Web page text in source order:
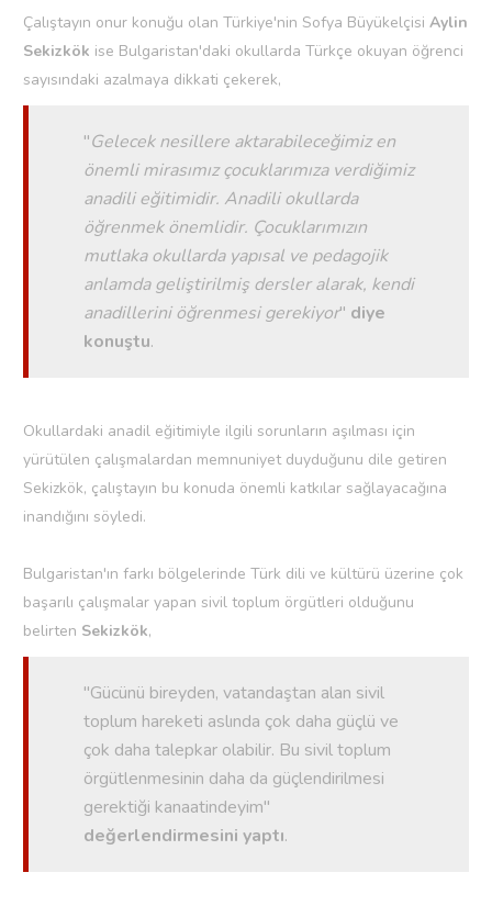
Çalıştayın onur konuğu olan Türkiye'nin Sofya Büyükelçisi Aylin
Sekizkök ise Bulgaristan'daki okullarda Türkçe okuyan öğrenci
sayısındaki azalmaya dikkati çekerek,
"Gelecek nesillere aktarabileceğimiz en
önemli mirasımız çocuklarımıza verdiğimiz
anadili eğitimidir. Anadili okullarda
öğrenmek önemlidir. Çocuklarımızın
mutlaka okullarda yapısal ve pedagojik
anlamda geliştirilmiş dersler alarak, kendi
anadillerini öğrenmesi gerekiyor" diye
konuştu.
Okullardaki anadil eğitimiyle ilgili sorunların aşılması için
yürütülen çalışmalardan memnuniyet duyduğunu dile getiren
Sekizkök, çalıştayın bu konuda önemli katkılar sağlayacağına
inandığını söyledi.
Bulgaristan'ın farkı bölgelerinde Türk dili ve kültürü üzerine çok
başarılı çalışmalar yapan sivil toplum örgütleri olduğunu
belirten Sekizkök,
"Gücünü bireyden, vatandaştan alan sivil
toplum hareketi aslında çok daha güçlü ve
çok daha talepkar olabilir. Bu sivil toplum
örgütlenmesinin daha da güçlendirilmesi
gerektiği kanaatindeyim"
değerlendirmesini yaptı.